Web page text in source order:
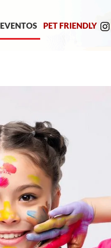
EVENTOS PET FRIENDLY